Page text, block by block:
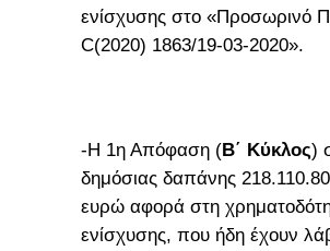
ενίσχυσης στο «Προσωρινό
C(2020) 1863/19-03-2020».
-Η 1η Απόφαση (Β΄ Κύκλος)
δημόσιας δαπάνης
ευρώ αφορά στη
ενίσχυσης, που ήδη έχουν